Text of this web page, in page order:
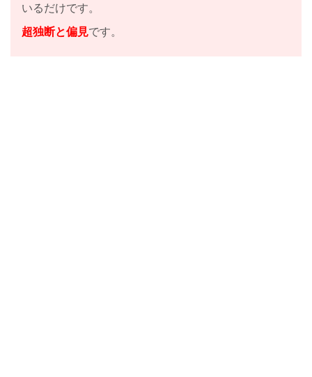
いるだけです。
超独断と偏見です。